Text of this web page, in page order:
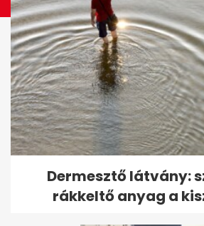
Takács Péter
állított, mint az
Dermesztő látvány:
rákkeltő anyag a